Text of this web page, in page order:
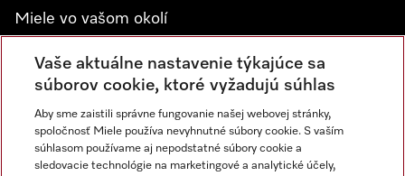
Miele vo vašom okolí
Spoznajte predajne Miele
Newsletter
Vaše aktuálne nastavenie týkajúce sa
súborov cookie, ktoré vyžadujú súhlas
Aby sme zaistili správne fungovanie našej webovej stránky,
spoločnosť Miele používa nevyhnutné súbory cookie. S vaším
súhlasom používame aj nepodstatné súbory cookie a
sledovacie technológie na marketingové a analytické účely,